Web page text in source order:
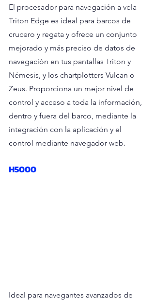
El procesador para navegación a vela
Triton Edge es ideal para barcos de
crucero y regata y ofrece un conjunto
mejorado y más preciso de datos de
navegación en tus pantallas Triton y
Némesis, y los chartplotters Vulcan o
Zeus. Proporciona un mejor nivel de
control y acceso a toda la información,
dentro y fuera del barco, mediante la
integración con la aplicación y el
control mediante navegador web.
H5000
Ideal para navegantes avanzados de